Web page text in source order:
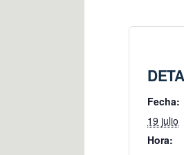
Fecha:
19 julio
Hora: